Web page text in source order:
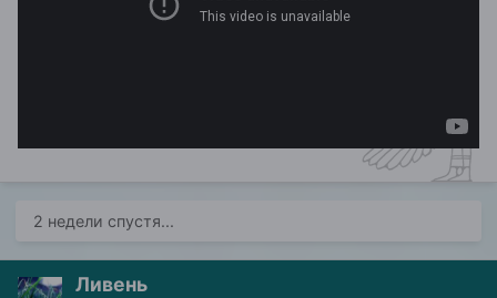
2 недели спустя...
Ливень